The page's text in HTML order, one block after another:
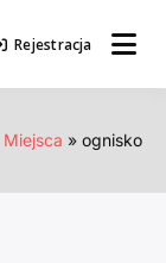
Rejestracja
Miejsca ognisko